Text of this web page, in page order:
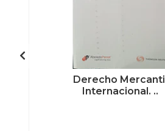
Derecho Mercantil
Internacional. ..